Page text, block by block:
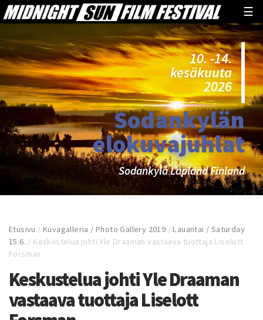
☰
10. -14.
kesäkuuta
2026
Sodankylän
elokuvajuhlat
Sodankylä Lapland Finland
Etusivu /Kuvagalleria / Photo Gallery 2019 /Lauantai / Saturday
15.6. / Keskustelua johti Yle Draaman vastaava tuottaja Liselott
Forsman
Keskustelua johti Yle Draaman
vastaava tuottaja Liselott